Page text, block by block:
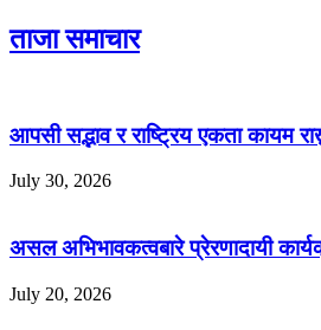
ताजा समाचार
आपसी सद्भाव र राष्ट्रिय एकता कायम
July 30, 2026
असल अभिभावकत्वबारे प्रेरणादायी
July 20, 2026